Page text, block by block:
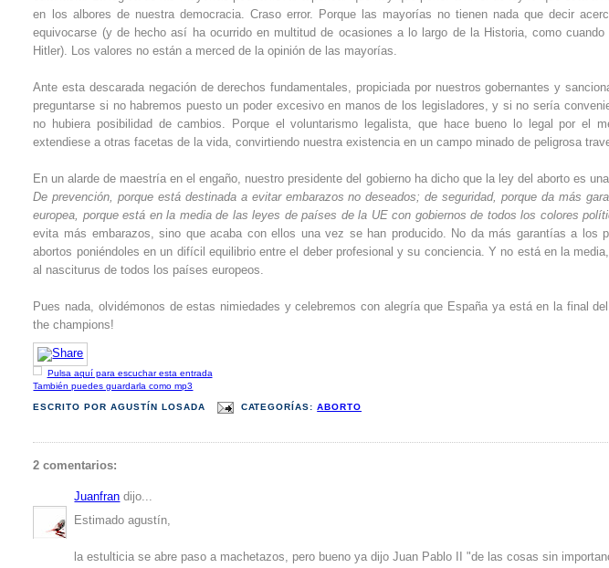
en los albores de nuestra democracia. Craso error. Porque las mayorías no tienen nada que decir
equivocarse (y de hecho así ha ocurrido en multitud de ocasiones a lo largo de la Historia, como
Hitler). Los valores no están a merced de la opinión de las mayorías.
Ante esta descarada negación de derechos fundamentales, propiciada por nuestros gobernantes y
preguntarse si no habremos puesto un poder excesivo en manos de los legisladores, y si no sería
no hubiera posibilidad de cambios. Porque el voluntarismo legalista, que hace bueno lo legal por el
extendiese a otras facetas de la vida, convirtiendo nuestra existencia en un campo minado de peligrosa
En un alarde de maestría en el engaño, nuestro presidente del gobierno ha dicho que la ley del aborto es
De prevención, porque está destinada a evitar embarazos no deseados; de seguridad, porque da más
europea, porque está en la media de las leyes de países de la UE con gobiernos de todos los colores
evita más embarazos, sino que acaba con ellos una vez se han producido. No da más garantías a los
abortos poniéndoles en un difícil equilibrio entre el deber profesional y su conciencia. Y no está en la
al nasciturus de todos los países europeos.
Pues nada, olvidémonos de estas nimiedades y celebremos con alegría que España ya está en la final
the champions!
Pulsa aquí para escuchar esta entrada
También puedes guardarla como mp3
ESCRITO PORAGUSTÍN LOSADA CATEGORÍAS:ABORTO
2 comentarios:
Juanfran dijo...
Estimado agustín,
la estulticia se abre paso a machetazos, pero bueno ya dijo Juan Pablo II "de las cosas sin